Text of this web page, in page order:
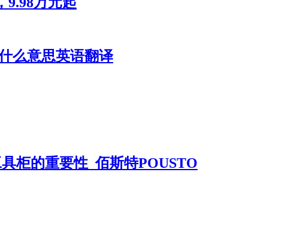
么意思英语翻译
柜的重要性_佰斯特POUSTO